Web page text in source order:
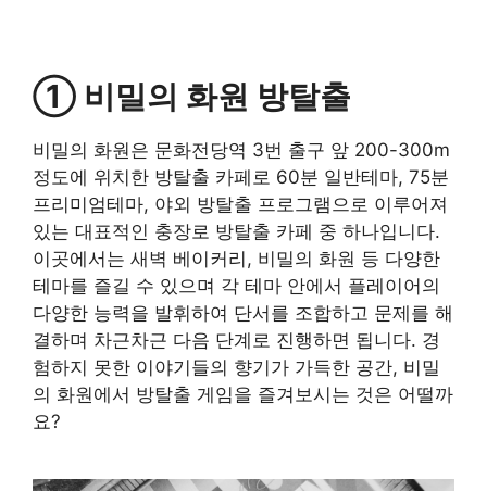
① 비밀의 화원 방탈출
비밀의 화원은 문화전당역 3번 출구 앞 200-300m
정도에 위치한 방탈출 카페로 60분 일반테마, 75분
프리미엄테마, 야외 방탈출 프로그램으로 이루어져
있는 대표적인 충장로 방탈출 카페 중 하나입니다.
이곳에서는 새벽 베이커리, 비밀의 화원 등 다양한
테마를 즐길 수 있으며 각 테마 안에서 플레이어의
다양한 능력을 발휘하여 단서를 조합하고 문제를 해
결하며 차근차근 다음 단계로 진행하면 됩니다. 경
험하지 못한 이야기들의 향기가 가득한 공간, 비밀
의 화원에서 방탈출 게임을 즐겨보시는 것은 어떨까
요?